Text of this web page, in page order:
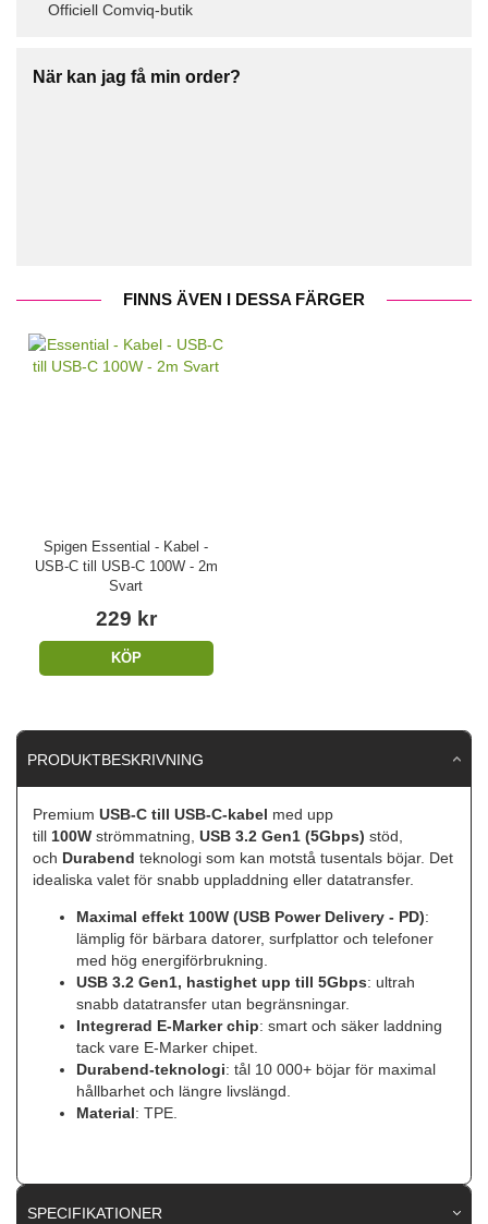
Officiell Comviq-butik
När kan jag få min order?
FINNS ÄVEN I DESSA FÄRGER
Spigen Essential - Kabel -
USB-C till USB-C 100W - 2m
Svart
229 kr
KÖP
PRODUKTBESKRIVNING
PremiumUSB-C till USB-C-kabel med upp
till 100W strömmatning,USB 3.2 Gen1 (5Gbps) stöd,
och Durabend teknologi som kan motstå tusentals böjar. Det
idealiska valet för snabb uppladdning eller datatransfer.
Maximal effekt 100W (USB Power Delivery - PD):
lämplig för bärbara datorer, surfplattor och telefoner
med hög energiförbrukning.
USB 3.2 Gen1, hastighet upp till 5Gbps: ultrah
snabb datatransfer utan begränsningar.
Integrerad E-Marker chip: smart och säker laddning
tack vare E-Marker chipet.
Durabend-teknologi: tål 10 000+ böjar för maximal
hållbarhet och längre livslängd.
Material: TPE.
SPECIFIKATIONER